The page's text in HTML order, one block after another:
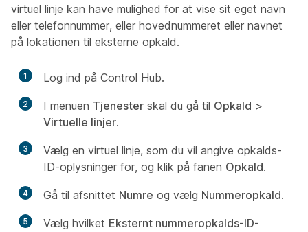
virtuel linje kan have mulighed for at vise sit eget navn
eller telefonnummer, eller hovednummeret eller navnet
på lokationen til eksterne opkald.
1 Log ind på Control Hub.
2 I menuen Tjenester skal du gå til Opkald >
Virtuelle linjer.
3
Vælg en virtuel linje, som du vil angive opkalds-
ID-oplysninger for, og klik på fanen Opkald.
4 Gå til afsnittet Numre og vælg Nummeropkald.
5 Vælg hvilket Eksternt nummeropkalds-ID-